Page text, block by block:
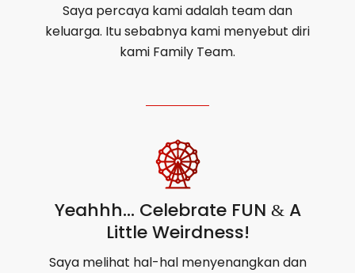
Saya percaya kami adalah team dan
keluarga. Itu sebabnya kami menyebut diri
kami Family Team.
Yeahhh… Celebrate FUN &A
Little Weirdness!
Saya melihat hal-hal menyenangkan dan